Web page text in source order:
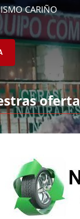
CARIÑO